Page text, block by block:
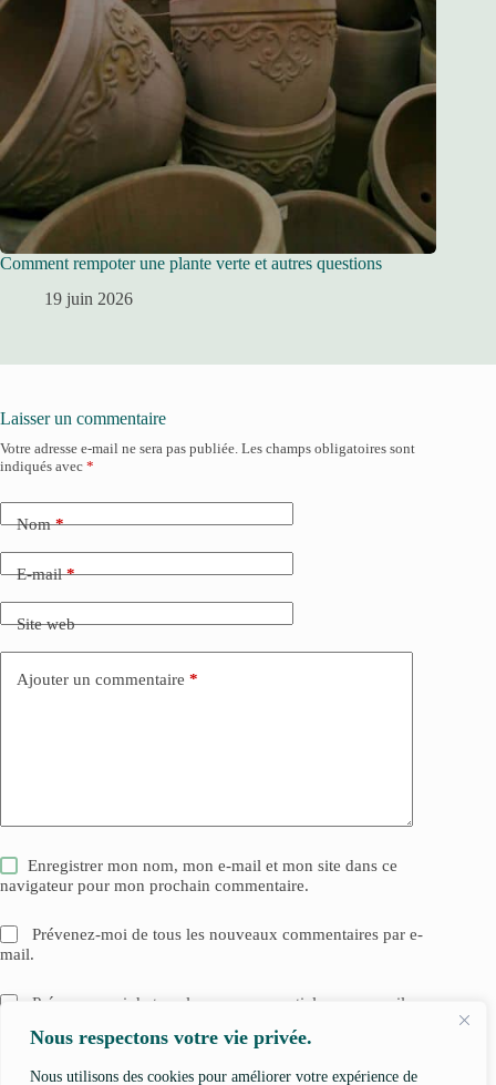
Nous respectons votre vie privée.
Nous utilisons des cookies pour améliorer votre expérience de
Comment rempoter une plante verte et autres questions
19 juin 2026
Laisser un commentaire
Votre adresse e-mail ne sera pas publiée. Les champs obligatoires sont
indiqués avec *
Nom*
E-mail*
Site web
Ajouter un commentaire *
Enregistrer mon nom, mon e-mail et mon site dans ce
navigateur pour mon prochain commentaire.
Prévenez-moi de tous les nouveaux commentaires par e-
mail.
Prévenez-moi de tous les nouveaux articles par e-mail.